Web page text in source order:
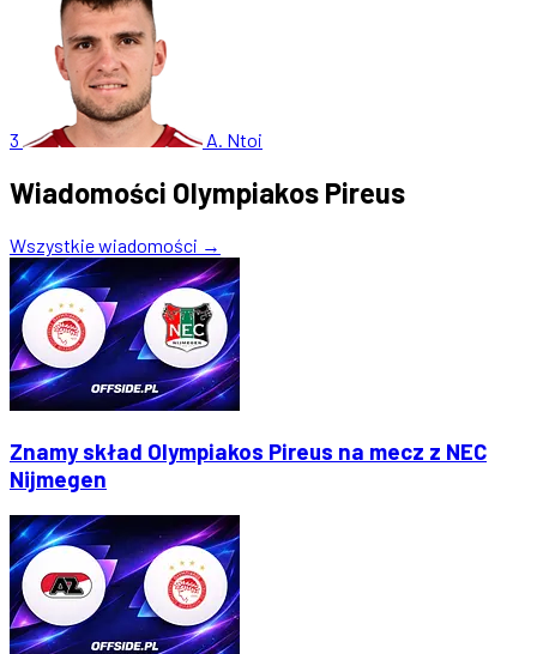
3 A. Ntoi
Wiadomości Olympiakos Pireus
Wszystkie wiadomości →
Znamy skład Olympiakos Pireus na mecz z NEC
Nijmegen